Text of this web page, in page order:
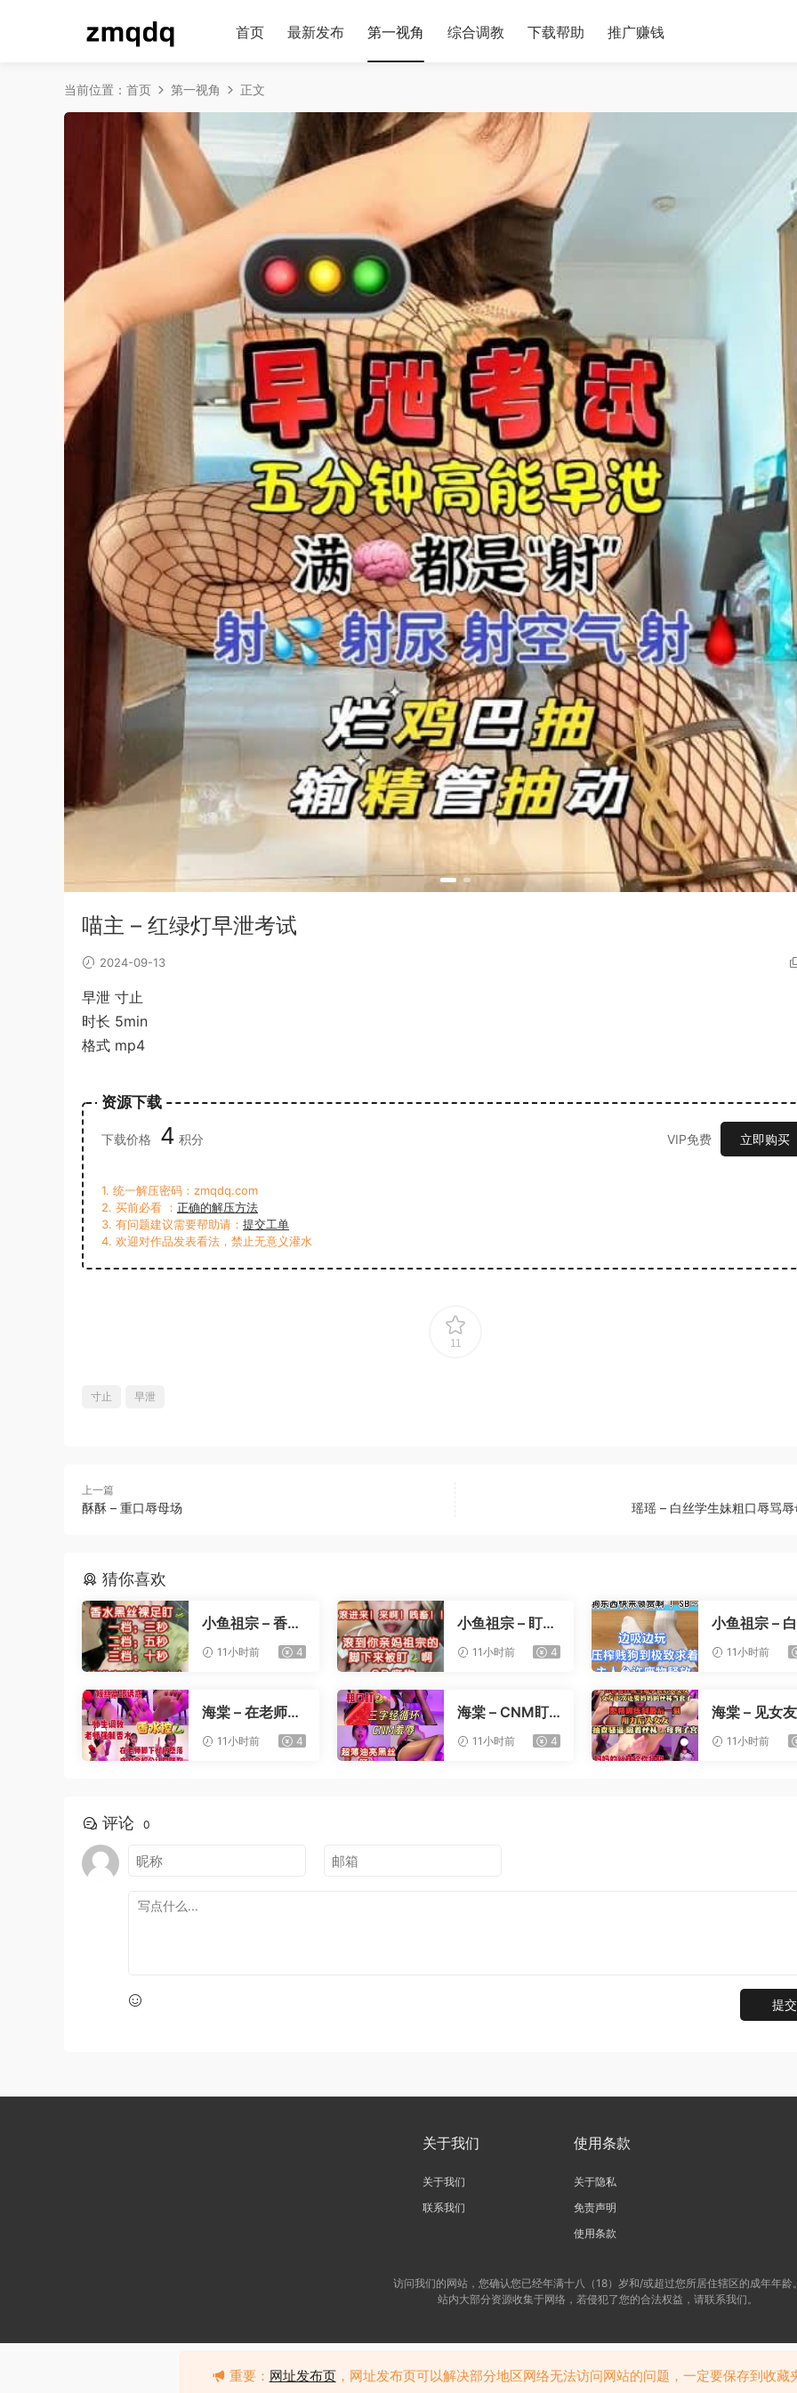
首页 最新发布 第一视角 综合调教 下载帮助 推广赚钱
当前位置： 首页 第一视角 正文
喵主 – 红绿灯早泄考试
2024-09-13
早泄 寸止
时长 5min
格式 mp4
资源下载
下载价格 4 积分 VIP免费 立即购买
1. 统一解压密码：zmqdq.com
2. 买前必看 ： 正确的解压方法
3. 有问题建议需要帮助请： 提交工单
4. 欢迎对作品发表看法，禁止无意义灌水
11
寸止 早泄
上一篇
酥酥 – 重口辱母场 瑶瑶 – 白丝学生妹粗口辱骂
猜你喜欢
小鱼祖宗 – 香水
黑丝裸足盯射
11小时前 4
小鱼祖宗 – 盯射
11小时前 4
小鱼祖宗 –
11小时前
海棠 – 在老师办
11小时前 4
海棠 – CNM盯
11小时前 4
海棠 – 见女
11小时前
评论 0
提交
关于我们
关于我们
联系我们
使用条款
关于隐私
免责声明
使用条款
访问我们的网站，您确认您已经年满十八（18）岁和/或超过您所居住辖区的成年年龄
站内大部分资源收集于网络，若侵犯了您的合法权益，请联系我们。
重要： 网址发布页，网址发布页可以解决部分地区网络无法访问网站的问题，一定要保存到收藏